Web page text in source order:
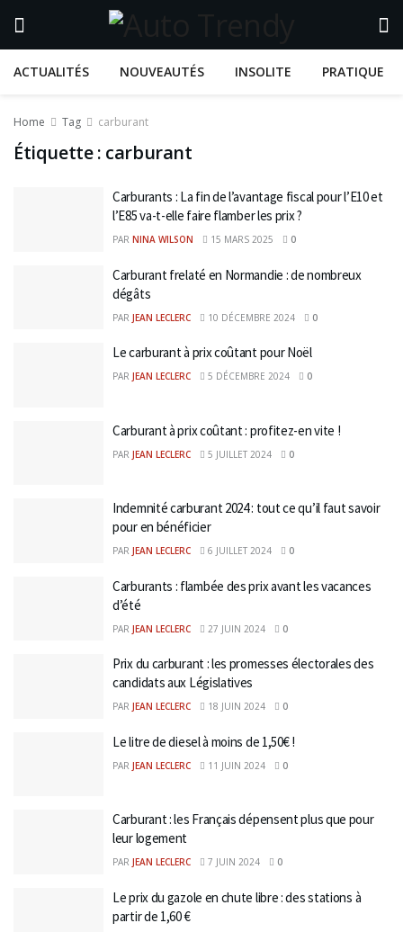
ACTUALITÉS NOUVEAUTÉS INSOLITE PRATIQUE
Home Tag carburant
Étiquette : carburant
Carburants : La fin de l’avantage fiscal pour l’E10 et
l’E85 va-t-elle faire flamber les prix ?
PAR NINA WILSON 15 MARS 2025 0
Carburant frelaté en Normandie : de nombreux
dégâts
PAR JEAN LECLERC 10 DÉCEMBRE 2024 0
Le carburant à prix coûtant pour Noël
PAR JEAN LECLERC 5 DÉCEMBRE 2024 0
Carburant à prix coûtant : profitez-en vite !
PAR JEAN LECLERC 5 JUILLET 2024 0
Indemnité carburant 2024 : tout ce qu’il faut savoir
pour en bénéficier
PAR JEAN LECLERC 6 JUILLET 2024 0
Carburants : flambée des prix avant les vacances
d’été
PAR JEAN LECLERC 27 JUIN 2024 0
Prix du carburant : les promesses électorales des
candidats aux Législatives
PAR JEAN LECLERC 18 JUIN 2024 0
Le litre de diesel à moins de 1,50€ !
PAR JEAN LECLERC 11 JUIN 2024 0
Carburant : les Français dépensent plus que pour
leur logement
PAR JEAN LECLERC 7 JUIN 2024 0
Le prix du gazole en chute libre : des stations à
partir de 1,60 €